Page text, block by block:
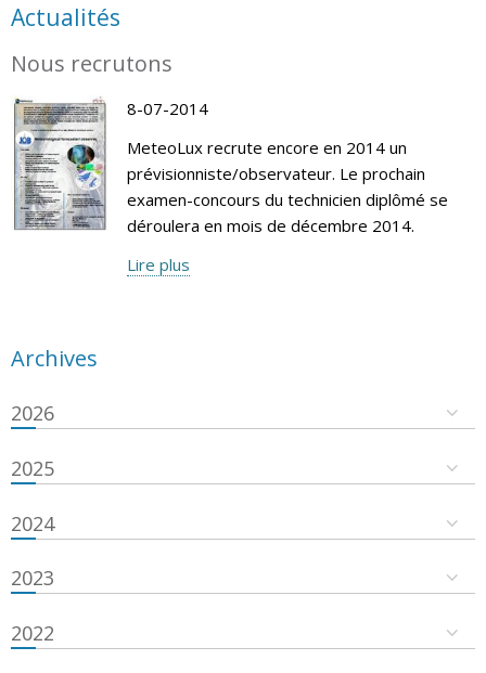
Actualités
Nous recrutons
8-07-2014
MeteoLux recrute encore en 2014 un
prévisionniste/observateur. Le prochain
examen-concours du technicien diplômé se
déroulera en mois de décembre 2014.
Lire plus
Archives
2026
2025
2024
2023
2022